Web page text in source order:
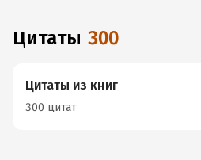
Цитаты 300
Цитаты из книг
300 цитат